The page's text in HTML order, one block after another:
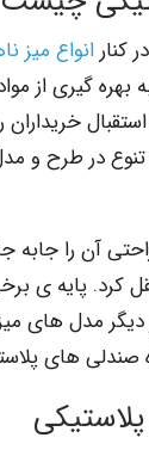
کنارانواع میز
گیری از
در طرح و
آن را جابه
پایه ی
مدل های
های